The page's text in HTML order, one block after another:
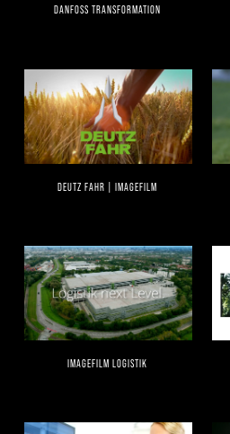
DANFOSS TRANSFORMATION
DEUTZ FAHR | IMAGEFILM
IMAGEFILM LOGISTIK